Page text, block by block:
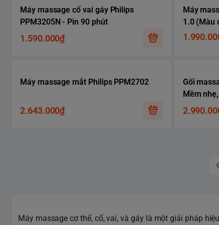
Máy massage cổ vai gáy Philips
PPM3205N - Pin 90 phút
1.590.000₫
Máy
1.0 (Màu
Máy massage mắt Philips PPM2702
2.643.000₫
Gối
Mềm
Máy massage cơ thể, cổ, vai, và gáy là một giải pháp